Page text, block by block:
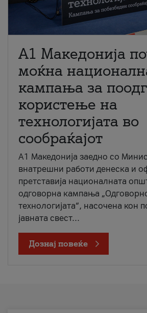
A1 Македонија
моќна
кампања за
користење на
технологијата во
сообраќајот
A1 Македонија заедно со
внатрешни работи денеска и
претставија националната
одговорна кампања
технологијата“, насочена кон
јавната свест...
Дознај повеќе